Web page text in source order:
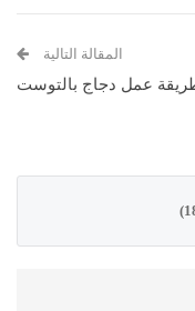
المقالة التالية
عمل دجاج بالتوست